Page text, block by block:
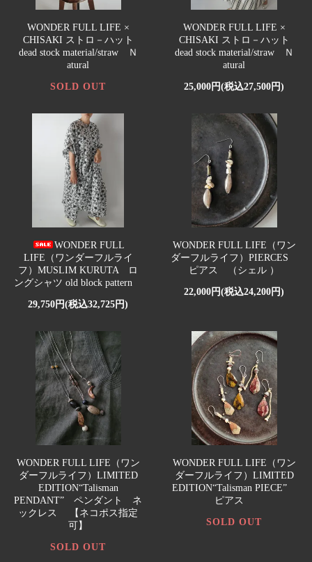
WONDER FULL LIFE ×
CHISAKI ストロ－ハット
dead stock material/straw Ｎ
atural
SOLD OUT
WONDER FULL LIFE ×
CHISAKI ストロ－ハット
dead stock material/straw Ｎ
atural
25,000円(税込27,500円)
WONDER FULL
LIFE（ワンダーフルライ
フ）MUSLIM KURUTA ロ
ングシャツ old block pattern
29,750円(税込32,725円)
WONDER FULL LIFE（ワン
ダーフルライフ）PIERCES
ピアス （シェル ）
22,000円(税込24,200円)
WONDER FULL LIFE（ワン
ダーフルライフ）LIMITED
EDITION“Talisman
PENDANT” ペンダント ネ
ックレス 【ネコポス指定
可】
SOLD OUT
WONDER FULL LIFE（ワン
ダーフルライフ）LIMITED
EDITION“Talisman PIECE”
ピアス
SOLD OUT